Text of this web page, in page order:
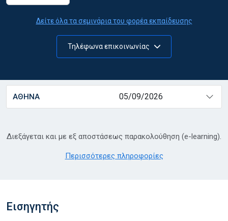
Δείτε όλα τα σεμινάρια του φορέα εκπαίδευσης
Τηλέφωνα επικοινωνίας
ΑΘΗΝΑ 05/09/2026
Διεξάγεται και με εξ αποστάσεως παρακολούθηση (e-learning).
Περισσότερες πληροφορίες
Εισηγητής